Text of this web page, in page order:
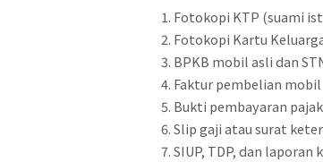
Fotokopi KTP (suami
Fotokopi Kartu
BPKB mobil asli dan
Faktur pembelian mobil
Bukti pembayaran
Slip gaji atau surat
SIUP, TDP, dan